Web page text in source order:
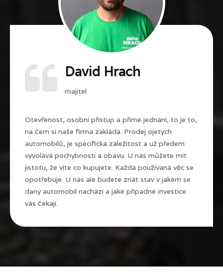
David Hrach
majitel
Otevřenost, osobní přístup a přímé jednání, to je to,
na čem si naše firma zakládá. Prodej ojetých
automobilů, je specifická záležitost a už předem
vyvolává pochybnosti a obavu. U nás můžete mít
jistotu, že víte co kupujete. Každá používaná věc se
opotřebuje. U nás ale budete znát stav v jakém se
daný automobil nachází a jaké případné investice
vás čekají.